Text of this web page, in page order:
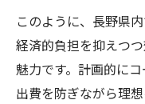
このように、長野県
経済的負担を抑えつ
魅力です。計画的に
出費を防ぎながら理